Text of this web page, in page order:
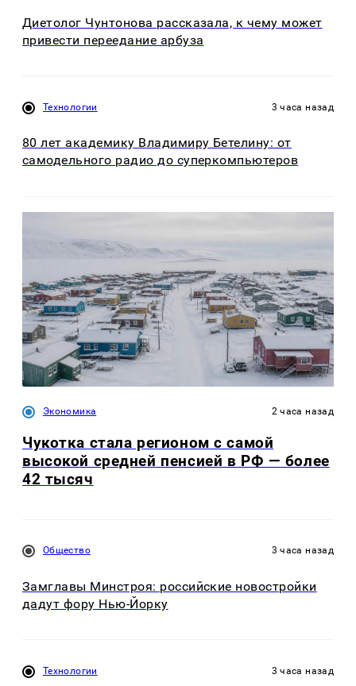
Диетолог Чунтонова рассказала, к чему может
привести переедание арбуза
Технологии 3 часа назад
80 лет академику Владимиру Бетелину: от
самодельного радио до суперкомпьютеров
Экономика 2 часа назад
Чукотка стала регионом с самой
высокой средней пенсией в РФ — более
42 тысяч
Общество 3 часа назад
Замглавы Минстроя: российские новостройки
дадут фору Нью-Йорку
Технологии 3 часа назад